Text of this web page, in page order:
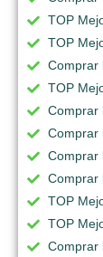
TOP
TOP
Comprar
TOP
Comprar
Comprar
Comprar
Comprar
TOP
TOP
Comprar